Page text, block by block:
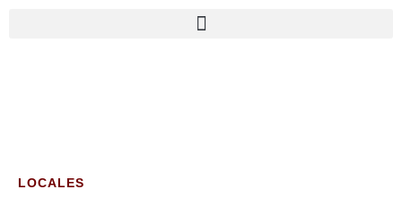
LOCALES